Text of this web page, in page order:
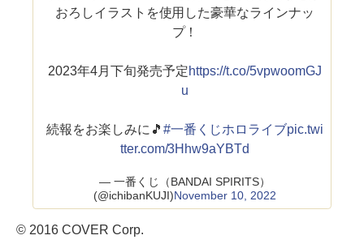
おろしイラストを使用した豪華なラインナッ
プ！
2023年4月下旬発売予定https://t.co/5vpwoomGJ
u
続報をお楽しみに🎵 #一番くじホロライブpic.twi
tter.com/3Hhw9aYBTd
— 一番くじ（BANDAI SPIRITS）
(@ichibanKUJI)November 10, 2022
© 2016 COVER Corp.